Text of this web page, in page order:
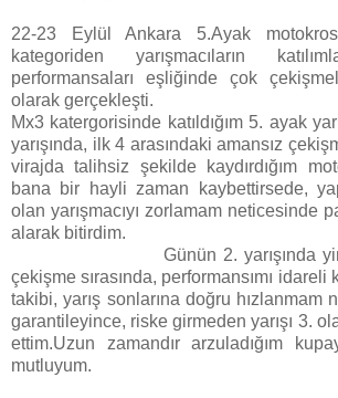
22-23 Eylül Ankara 5.Ayak motokros
kategoriden yarışmacıların
performansaları eşliğinde çok
olarak gerçekleşti.
Mx3 katergorisinde katıldığım 5. ayak
yarışında, ilk 4 arasındaki amansız
virajda talihsiz şekilde kaydırdığım
bana bir hayli zaman kaybettirsede,
olan yarışmacıyı zorlamam neticesinde
alarak
Günün 2. yarışında yine
çekişme sırasında, performansımı idareli
takibi, yarış sonlarına doğru hızlanmam
garantileyince, riske girmeden yarışı 3.
ettim.Uzun zamandır arzuladığım
mutluyum.